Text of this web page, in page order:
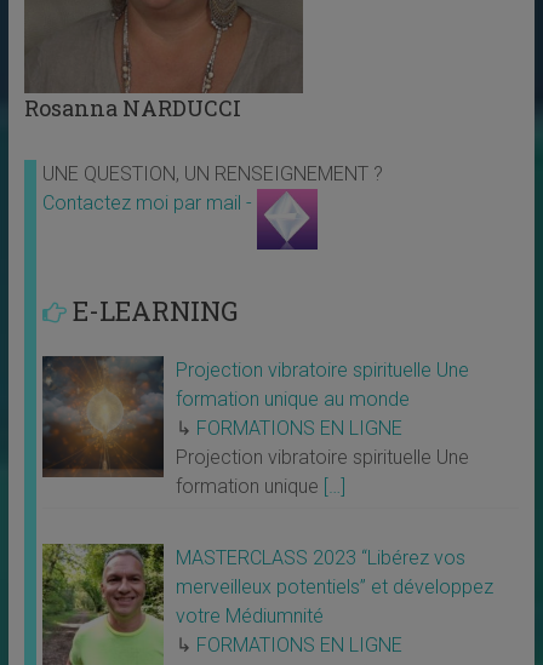
Rosanna NARDUCCI
UNE QUESTION, UN RENSEIGNEMENT ?
Contactez moi par mail -
E-LEARNING
Projection vibratoire spirituelle Une
formation unique au monde
↳ FORMATIONS EN LIGNE
Projection vibratoire spirituelle Une
formation unique […]
MASTERCLASS 2023 “Libérez vos
merveilleux potentiels” et développez
votre Médiumnité
↳ FORMATIONS EN LIGNE